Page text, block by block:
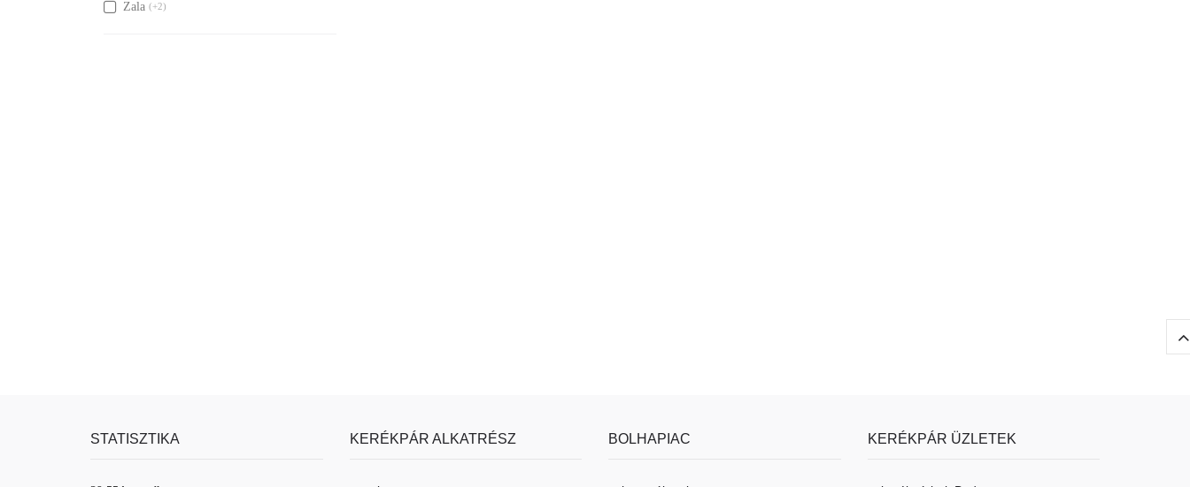
Zala (+2)
STATISZTIKA KERÉKPÁR ALKATRÉSZ BOLHAPIAC KERÉKPÁR ÜZLETEK